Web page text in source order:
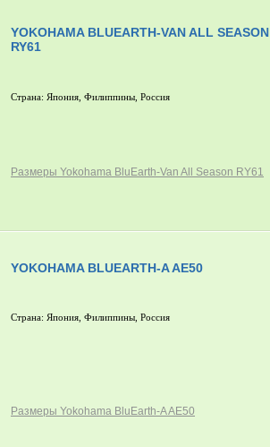
YOKOHAMA BLUEARTH-VAN ALL SEASON
RY61
Страна: Япония, Филиппины, Россия
Размеры Yokohama BluEarth-Van All Season RY61
YOKOHAMA BLUEARTH-A AE50
Страна: Япония, Филиппины, Россия
Размеры Yokohama BluEarth-A AE50